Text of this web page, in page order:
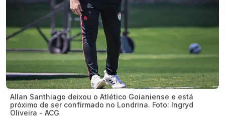
Allan Santhiago deixou o Atlético Goianiense e está
próximo de ser confirmado no Londrina. Foto: Ingryd
Oliveira - ACG